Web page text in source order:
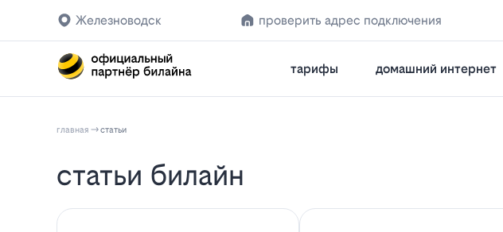
Железноводск проверить адрес подключения
тарифы домашний интернет
главная статьи
статьи билайн